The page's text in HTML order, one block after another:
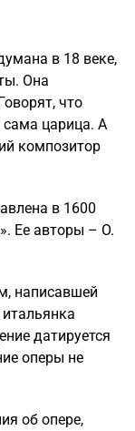
в 18 веке,
Она
что
сама царица. А
композитор
в 1600
Ее авторы – О.
написавшей
датируется
оперы не
об опере,